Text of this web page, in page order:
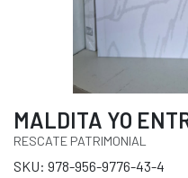
MALDITA YO
RESCATE PATRIMONIAL
SKU: 978-956-9776-43-4